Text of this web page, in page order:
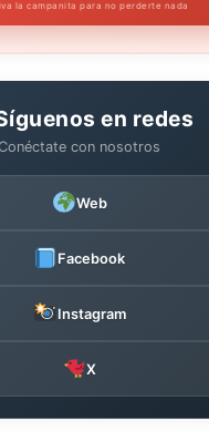
la campanita para no perderte nada
en redes
con nosotros
Web
Facebook
Instagram
X